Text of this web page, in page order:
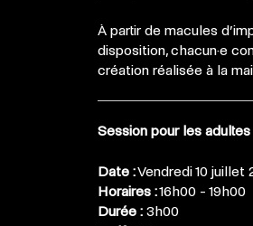
À partir de macules
disposition, chacun·e
création réalisée à la
Session pour les adultes
Date :Vendredi 10 juillet
Horaires :16h00 - 19h00
Durée : 3h00